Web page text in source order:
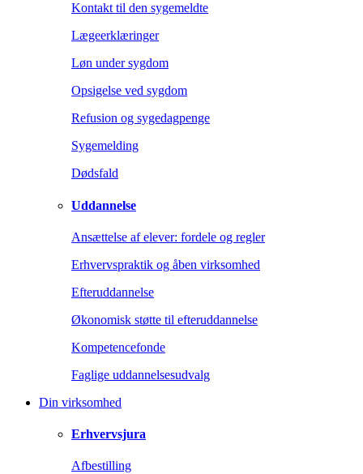
Kontakt til den sygemeldte
Lægeerklæringer
Løn under sygdom
Opsigelse ved sygdom
Refusion og sygedagpenge
Sygemelding
Dødsfald
Uddannelse
Ansættelse af elever: fordele og regler
Erhvervspraktik og åben virksomhed
Efteruddannelse
Økonomisk støtte til efteruddannelse
Kompetencefonde
Faglige uddannelsesudvalg
Din virksomhed
Erhvervsjura
Afbestilling